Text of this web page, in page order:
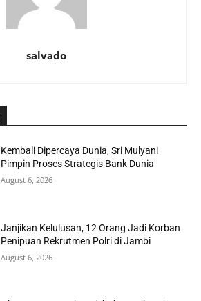
salvado
Kembali Dipercaya Dunia, Sri Mulyani
Pimpin Proses Strategis Bank Dunia
August 6, 2026
Janjikan Kelulusan, 12 Orang Jadi Korban
Penipuan Rekrutmen Polri di Jambi
August 6, 2026